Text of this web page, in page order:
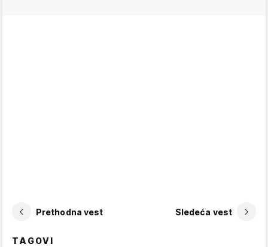
Prethodna vest Sledeća vest
TAGOVI